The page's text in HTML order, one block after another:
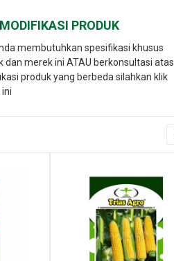
MODIFIKASI PRODUK
membutuhkan spesifikasi khusus
dan merek ini ATAU berkonsultasi atas
produk yang berbeda silahkan klik
ini